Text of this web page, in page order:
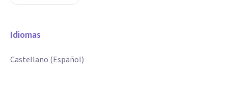
Idiomas
Castellano (Español)